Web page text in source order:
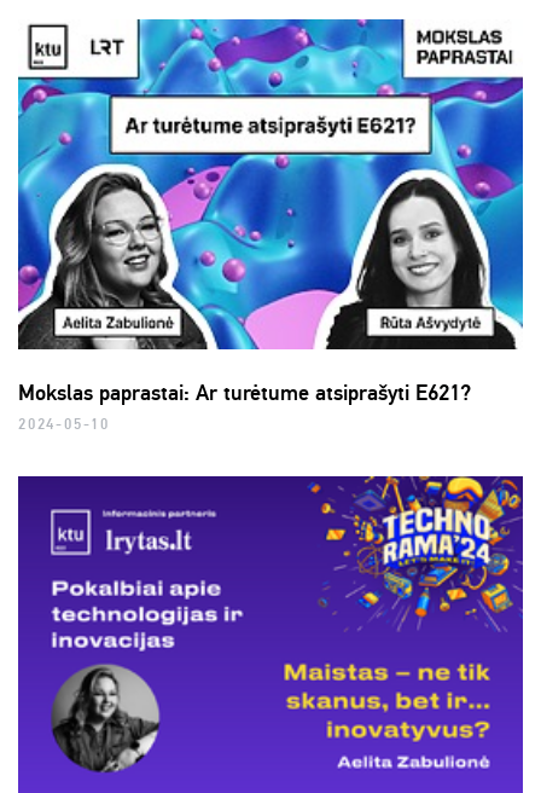
Mokslas paprastai: Ar turėtume atsiprašyti E621?
2024-05-10